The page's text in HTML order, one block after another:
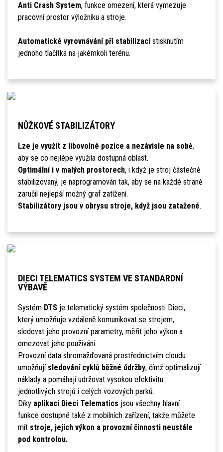
Anti Crash System, funkce omezení, která vymezuje
pracovní prostor výložníku a stroje.
Automatické vyrovnávání při stabilizacistisknutím
jednoho tlačítka na jakémkoli terénu.
NŮŽKOVÉ STABILIZÁTORY
Lze je využít z libovolné pozice a nezávisle na sobě,
aby se co nejlépe využila dostupná oblast.
Optimální i v malých prostorech, i když je stroj částečně
stabilizovaný, je naprogramován tak, aby se na každé straně
zaručil nejlepší možný graf zatížení.
Stabilizátory jsou v obrysu stroje, když jsou zatažené.
DIECI TELEMATICS SYSTEM VE STANDARDNÍ
VÝBAVĚ
Systém DTSje telematický systém společnosti Dieci,
který umožňuje vzdáleně komunikovat se strojem,
sledovat jeho provozní parametry, měřit jeho výkon a
omezovat jeho používání.
Provozní data shromažďovaná prostřednictvím cloudu
umožňují sledování cyklů běžné údržby, čímž optimalizují
náklady a pomáhají udržovat vysokou efektivitu
jednotlivých strojů i celých vozových parků.
Díky aplikaci Dieci Telematics jsou všechny hlavní
funkce dostupné také z mobilních zařízení, takže můžete
mít stroje, jejich výkon a provozní činnosti neustále
pod kontrolou.